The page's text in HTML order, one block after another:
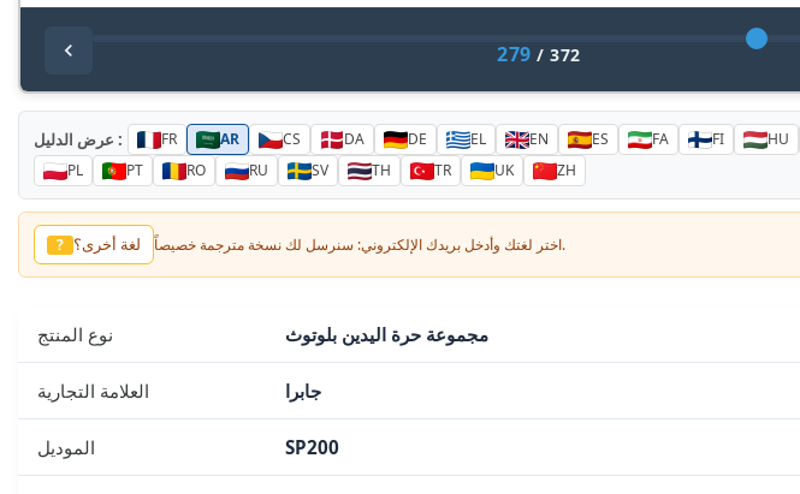
279 /372
عرض الدليل : FR AR CS DA DE EL EN ES FA FI HU
PL
PT RO RU SV TH TR UK ZH
? لغة أخرى؟ اختر لغتك وأدخل بريدك الإلكتروني: سنرسل لك نسخة مترجمة خصيصاً.
نوع المنتج مجموعة حرة اليدين بلوتوث
العلامة التجارية جابرا
الموديل SP200